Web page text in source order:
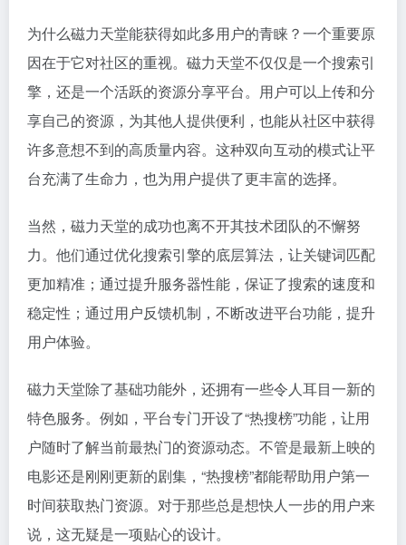
为什么磁力天堂能获得如此多用户的青睐？一个重要原
因在于它对社区的重视。磁力天堂不仅仅是一个搜索引
擎，还是一个活跃的资源分享平台。用户可以上传和分
享自己的资源，为其他人提供便利，也能从社区中获得
许多意想不到的高质量内容。这种双向互动的模式让平
台充满了生命力，也为用户提供了更丰富的选择。
当然，磁力天堂的成功也离不开其技术团队的不懈努
力。他们通过优化搜索引擎的底层算法，让关键词匹配
更加精准；通过提升服务器性能，保证了搜索的速度和
稳定性；通过用户反馈机制，不断改进平台功能，提升
用户体验。
磁力天堂除了基础功能外，还拥有一些令人耳目一新的
特色服务。例如，平台专门开设了“热搜榜”功能，让用
户随时了解当前最热门的资源动态。不管是最新上映的
电影还是刚刚更新的剧集，“热搜榜”都能帮助用户第一
时间获取热门资源。对于那些总是想快人一步的用户来
说，这无疑是一项贴心的设计。